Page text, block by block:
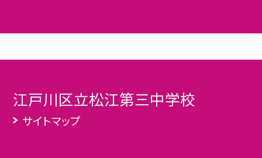
江戸川区立松江第三中学校
サイトマップ